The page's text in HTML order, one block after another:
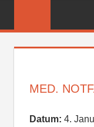
MED.
Datum: 4.